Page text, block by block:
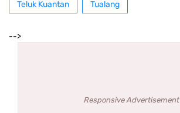
Teluk Kuantan Tualang
-->
Responsive Advertisement